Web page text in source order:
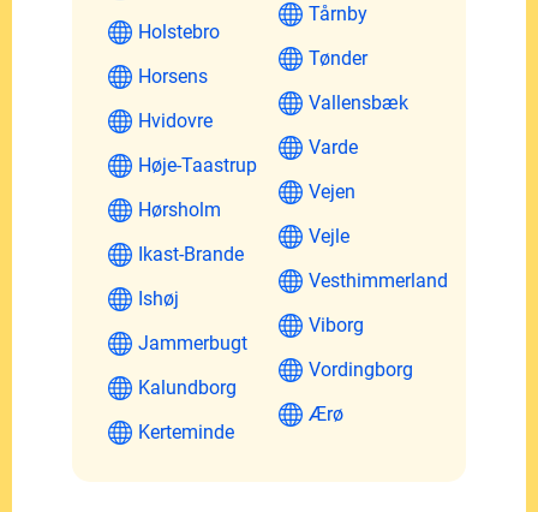
Holstebro
Horsens
Hvidovre
Høje-Taastrup
Hørsholm
Ikast-Brande
Ishøj
Jammerbugt
Kalundborg
Kerteminde
Tårnby
Tønder
Vallensbæk
Varde
Vejen
Vejle
Vesthimmerland
Viborg
Vordingborg
Ærø